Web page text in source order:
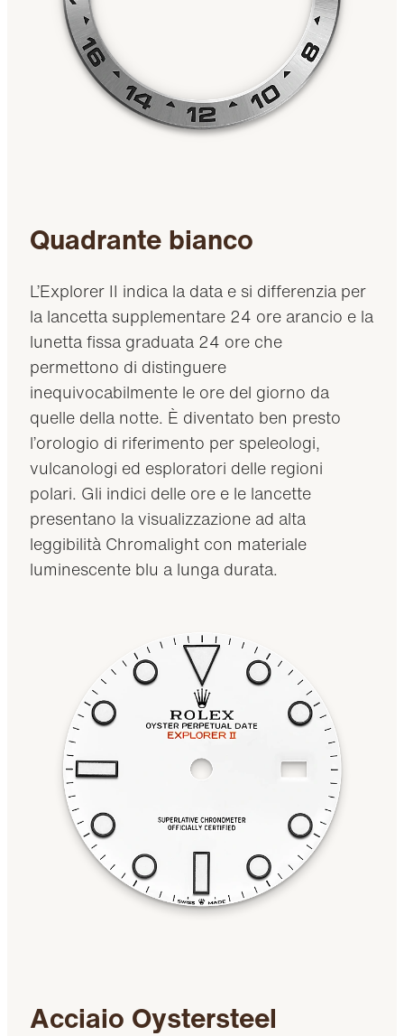
Quadrante bianco
L’Explorer II indica la data e si differenzia per
la lancetta supplementare 24 ore arancio e la
lunetta fissa graduata 24 ore che
permettono di distinguere
inequivocabilmente le ore del giorno da
quelle della notte. È diventato ben presto
l’orologio di riferimento per speleologi,
vulcanologi ed esploratori delle regioni
polari. Gli indici delle ore e le lancette
presentano la visualizzazione ad alta
leggibilità Chromalight con materiale
luminescente blu a lunga durata.
Acciaio Oystersteel